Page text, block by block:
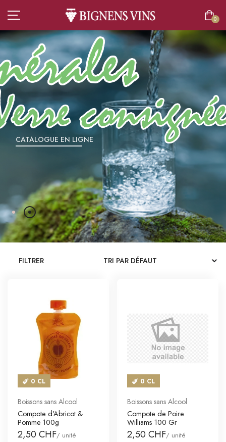
0
ACCUEIL
TOUT L’ASSORTIMENT
BIÈRES
BOISSONS SANS ALCOOL
CATALOGUES
MAGASINS
SE CONNECTER
CATALOGUE EN LIGNE
FILTRER
0 CL
Boissons sans Alcool
Compote d'Abricot &
Pomme 100g
2,50 CHF/ unité
0 CL
Boissons sans Alcool
Compote de Poire
Williams 100 Gr
2,50 CHF/ unité